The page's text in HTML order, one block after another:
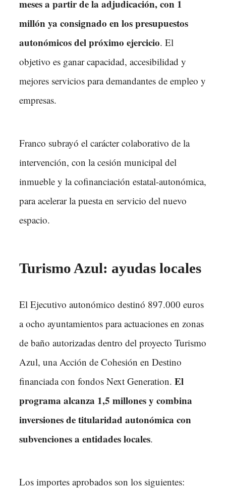
meses a partir de la adjudicación, con 1
millón ya consignado en los presupuestos
autonómicos del próximo ejercicio. El
objetivo es ganar capacidad, accesibilidad y
mejores servicios para demandantes de empleo y
empresas.
Franco subrayó el carácter colaborativo de la
intervención, con la cesión municipal del
inmueble y la cofinanciación estatal-autonómica,
para acelerar la puesta en servicio del nuevo
espacio.
Turismo Azul: ayudas locales
El Ejecutivo autonómico destinó 897.000 euros
a ocho ayuntamientos para actuaciones en zonas
de baño autorizadas dentro del proyecto Turismo
Azul, una Acción de Cohesión en Destino
financiada con fondos Next Generation. El
programa alcanza 1,5 millones y combina
inversiones de titularidad autonómica con
subvenciones a entidades locales.
Los importes aprobados son los siguientes: